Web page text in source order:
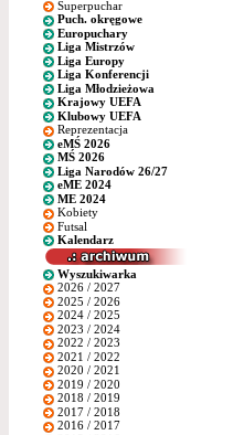
Superpuchar
Puch. okręgowe
Europuchary
Liga Mistrzów
Liga Europy
Liga Konferencji
Liga Młodzieżowa
Krajowy UEFA
Klubowy UEFA
Reprezentacja
eMŚ 2026
MŚ 2026
Liga Narodów 26/27
eME 2024
ME 2024
Kobiety
Futsal
Kalendarz
Wyszukiwarka
2026 / 2027
2025 / 2026
2024 / 2025
2023 / 2024
2022 / 2023
2021 / 2022
2020 / 2021
2019 / 2020
2018 / 2019
2017 / 2018
2016 / 2017